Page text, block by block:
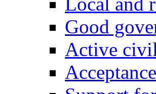
Good
Active